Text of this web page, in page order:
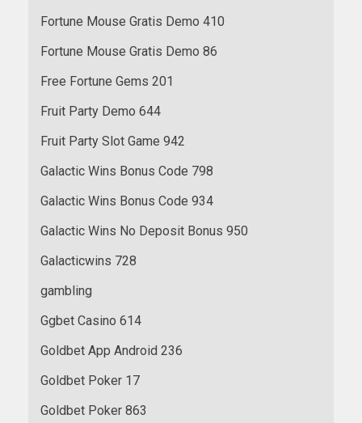
Fortune Mouse Gratis Demo 410
Fortune Mouse Gratis Demo 86
Free Fortune Gems 201
Fruit Party Demo 644
Fruit Party Slot Game 942
Galactic Wins Bonus Code 798
Galactic Wins Bonus Code 934
Galactic Wins No Deposit Bonus 950
Galacticwins 728
gambling
Ggbet Casino 614
Goldbet App Android 236
Goldbet Poker 17
Goldbet Poker 863